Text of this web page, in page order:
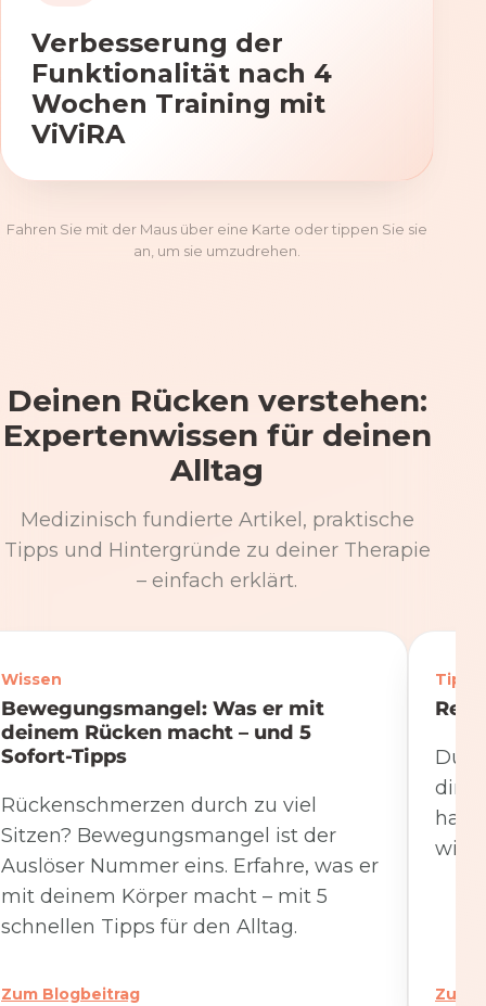
Verbesserung der
Funktionalität nach 4
Wochen Training mit
ViViRA
Fahren Sie mit der Maus über eine Karte oder tippen Sie sie
an, um sie umzudrehen.
Deinen Rücken verstehen:
Expertenwissen für deinen
Alltag
Medizinisch fundierte Artikel, praktische
Tipps und Hintergründe zu deiner Therapie
– einfach erklärt.
Wissen
Bewegungsmangel: Was er mit
deinem Rücken macht – und 5
Sofort-Tipps
Rückenschmerzen durch zu viel
Sitzen? Bewegungsmangel ist der
Auslöser Nummer eins. Erfahre, was er
mit deinem Körper macht – mit 5
schnellen Tipps für den Alltag.
Zum Blogbeitrag
Tipps
Du
hat.
Zum